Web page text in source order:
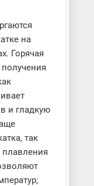
на
Горячая
и гладкую
так
плавления